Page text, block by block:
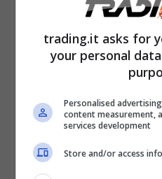
La società, che aveva
rete tricolore, passa a
da Cassa Depositi e
trading.it asks for
your personal
Personalised
content measurement,
services development
Store and/or access